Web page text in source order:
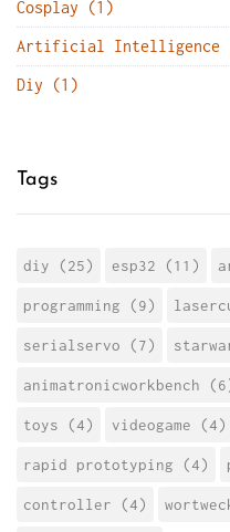
Cosplay (1)
Artificial Intelligence
Diy (1)
Tags
diy (25) esp32 (11)
programming (9)
serialservo (7)
animatronicworkbench
toys (4) videogame (4)
rapid prototyping (4)
controller (4)